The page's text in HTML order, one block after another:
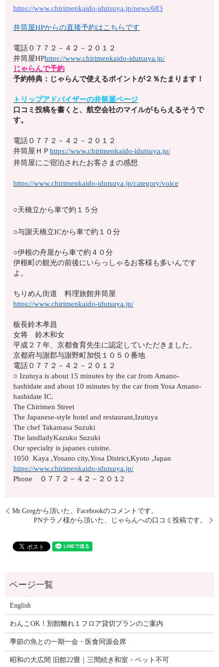
https://www.chirimenkaido-idutsuya.jp/news/683
井筒屋HPからの直接予約はこちらです
電話０７７２－４２－２０１２
井筒屋HPhttps://www.chirimenkaido-idutsuya.jp/
じゃらんで予約
予約特典：じゃらんで使えるポイントが２％たまります！
トリップアドバイザーの井筒屋ページ
口コミ投稿を書くと、航空会社のマイルがもらえるそうで
す。
電話０７７２－４２－２０１２
井筒屋ＨＰhttps://www.chirimenkaido-idutsuya.jp/
井筒屋にご宿泊されたお客さまの感想
https://www.chirimenkaido-idutsuya.jp/category/voice
○天橋立から車で約１５分
○与謝天橋立ICから車で約１０分
○伊根の舟屋から車で約４０分
伊根町の観光の前後にいらっしゃるお客様も多いんです
よ。
ちりめん街道 料理旅館井筒屋
https://www.chirimenkaido-idutsuya.jp/
板長鈴木孝昌
女将 鈴木和女
平成２７年、京都食育先生に認定していただきました。
京都府与謝郡与謝野町加悦１０５０番地
電話０７７２－４２－２０１２
○ Izutuya is about 15 minutes by the car from Amano-
hashidate and about 10 minutes by the car from Yosa Amano-
hashidate IC.
The Chirimen Street
The Japanese-style hotel and restaurant,Izutuya
The chef Takamasa Suzuki
The landladyKazuko Suzuki
Our specialty is japanes cuisine.
1050 Kaya ,Yosano city,Yosa District,Kyoto ,Japan
https://www.chirimenkaido-idutsuya.jp/
Phone ０７７２－４２－２０１2
Mr.Gregから頂いた、Facebookのコメントです。
PNテラノ様から頂いた、じゃらんへの口コミ投稿です。
English
わんこOK！別館離れ１フロア貸切プランのご案内
季節の魚との一期一会・医食同源会席
昭和の大広間 旧館22畳｜三間続き和室・ペット不可